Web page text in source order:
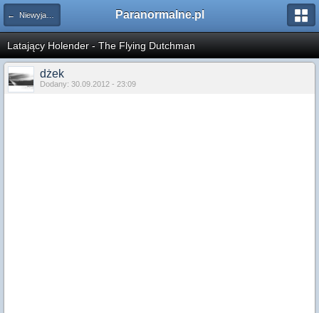
← Niewyjaśnione Zjawiska Paranormalne.pl
Latający Holender - The Flying Dutchman
dżek
Dodany: 30.09.2012 - 23:09